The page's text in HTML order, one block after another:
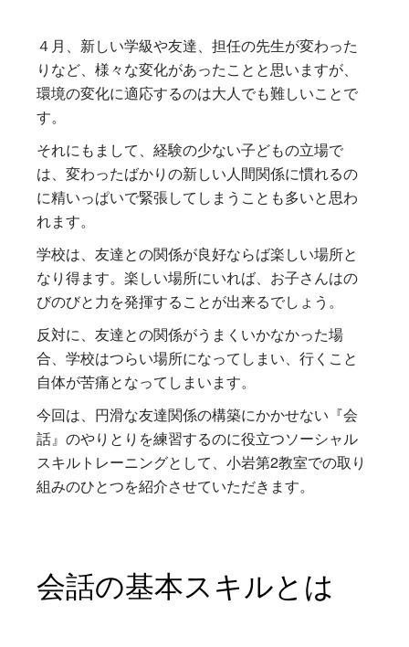
４月、新しい学級や友達、担任の先生が変わった
りなど、様々な変化があったことと思いますが、
環境の変化に適応するのは大人でも難しいことで
す。
それにもまして、経験の少ない子どもの立場で
は、変わったばかりの新しい人間関係に慣れるの
に精いっぱいで緊張してしまうことも多いと思わ
れます。
学校は、友達との関係が良好ならば楽しい場所と
なり得ます。楽しい場所にいれば、お子さんはの
びのびと力を発揮することが出来るでしょう。
反対に、友達との関係がうまくいかなかった場
合、学校はつらい場所になってしまい、行くこと
自体が苦痛となってしまいます。
今回は、円滑な友達関係の構築にかかせない『会
話』のやりとりを練習するのに役立つソーシャル
スキルトレーニングとして、小岩第2教室での取り
組みのひとつを紹介させていただきます。
会話の基本スキルとは